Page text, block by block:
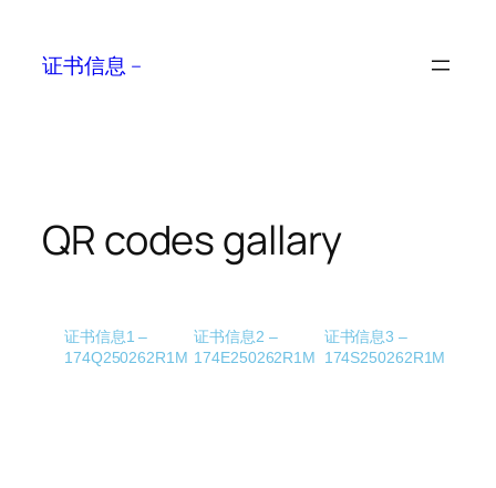
证书信息 –
QR codes gallary
证书信息1 –
174Q250262R1M
证书信息2 –
174E250262R1M
证书信息3 –
174S250262R1M​